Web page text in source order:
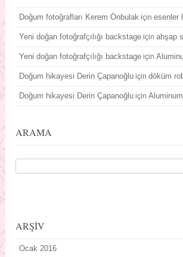
Doğum fotoğrafları Kerem Önbulak içinesenler
Yeni doğan fotoğrafçılığı backstage içinahşap
Yeni doğan fotoğrafçılığı backstage için
Doğum hikayesi Derin Çapanoğlu içindöküm
Doğum hikayesi Derin Çapanoğlu için
ARAMA
ARŞİV
Ocak 2016